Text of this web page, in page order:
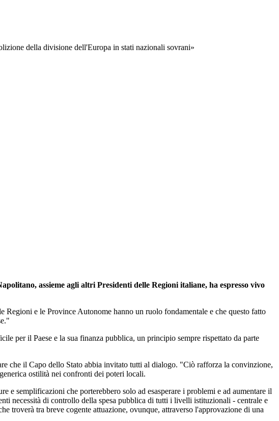
della divisione dell'Europa in stati nazionali sovrani»
assieme agli altri Presidenti delle Regioni italiane, ha espresso vivo
e le Province Autonome hanno un ruolo fondamentale e che questo fatto
per il Paese e la sua finanza pubblica, un principio sempre rispettato da parte
che il Capo dello Stato abbia invitato tutti al dialogo. "Ciò rafforza la convinzione,
ostilità nei confronti dei poteri locali.
semplificazioni che porterebbero solo ad esasperare i problemi e ad aumentare il
necessità di controllo della spesa pubblica di tutti i livelli istituzionali - centrale e
troverà tra breve cogente attuazione, ovunque, attraverso l'approvazione di una